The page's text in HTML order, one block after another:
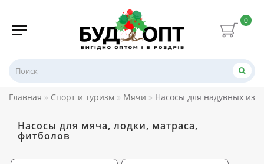
0
Главная Спорт и туризм Мячи Насосы для надувных
Насосы для мяча, лодки, матраса,
фитболов